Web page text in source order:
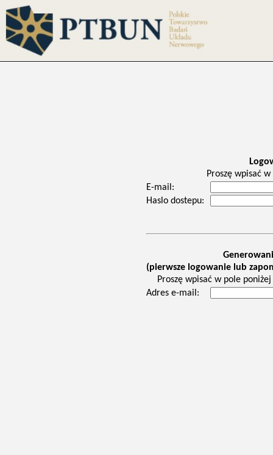
Proszę wpisać
E-mail:
Haslo dostepu:
(pierwsze logowanie lub
Proszę wpisać w pole
Adres e-mail: